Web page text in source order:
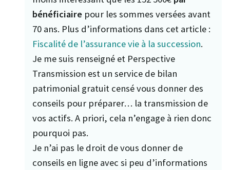
bénéficiaire pour les sommes versées avant
70 ans. Plus d’informations dans cet article :
Fiscalité de l’assurance vie à la succession.
Je me suis renseigné et Perspective
Transmission est un service de bilan
patrimonial gratuit censé vous donner des
conseils pour préparer… la transmission de
vos actifs. A priori, cela n’engage à rien donc
pourquoi pas.
Je n’ai pas le droit de vous donner de
conseils en ligne avec si peu d’informations